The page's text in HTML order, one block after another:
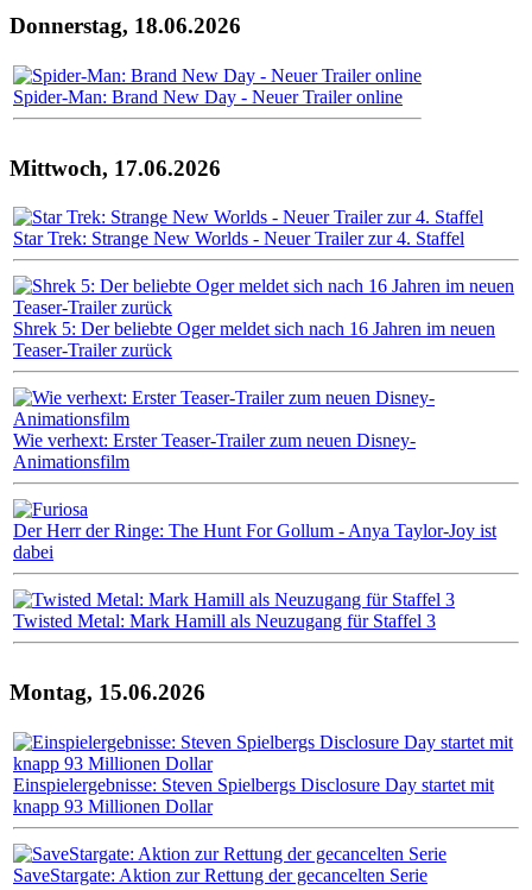
Donnerstag, 18.06.2026
Spider-Man: Brand New Day - Neuer Trailer online
Mittwoch, 17.06.2026
Star Trek: Strange New Worlds - Neuer Trailer zur 4. Staffel
Shrek 5: Der beliebte Oger meldet sich nach 16 Jahren im neuen
Teaser-Trailer zurück
Wie verhext: Erster Teaser-Trailer zum neuen Disney-
Animationsfilm
Der Herr der Ringe: The Hunt For Gollum - Anya Taylor-Joy ist
dabei
Twisted Metal: Mark Hamill als Neuzugang für Staffel 3
Montag, 15.06.2026
Einspielergebnisse: Steven Spielbergs Disclosure Day startet mit
knapp 93 Millionen Dollar
SaveStargate: Aktion zur Rettung der gecancelten Serie